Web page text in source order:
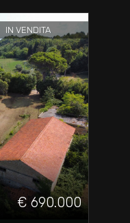
IN VENDITA
€ 690.000